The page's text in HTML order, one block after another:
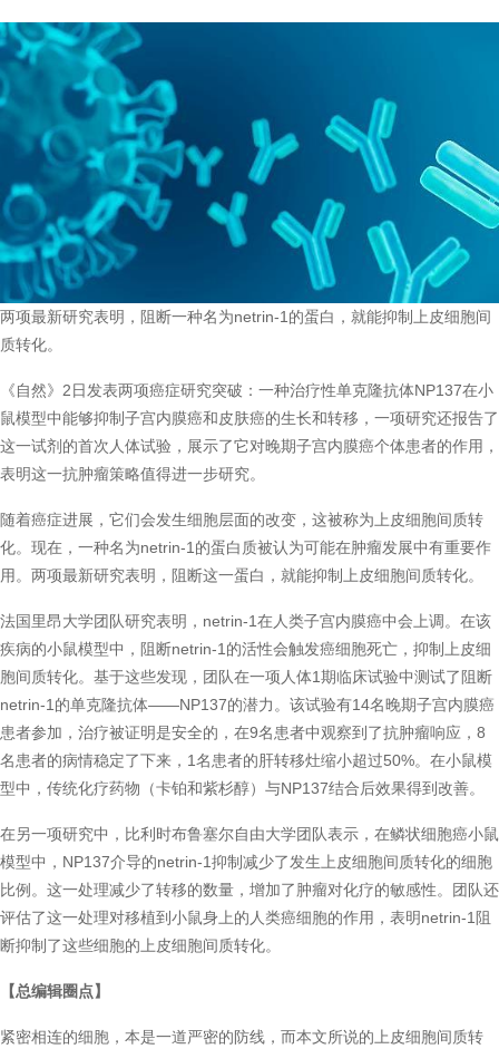
两项最新研究表明，阻断一种名为netrin-1的蛋白，就能抑制上皮细胞间
质转化。
《自然》2日发表两项癌症研究突破：一种治疗性单克隆抗体NP137在小
鼠模型中能够抑制子宫内膜癌和皮肤癌的生长和转移，一项研究还报告了
这一试剂的首次人体试验，展示了它对晚期子宫内膜癌个体患者的作用，
表明这一抗肿瘤策略值得进一步研究。
随着癌症进展，它们会发生细胞层面的改变，这被称为上皮细胞间质转
化。现在，一种名为netrin-1的蛋白质被认为可能在肿瘤发展中有重要作
用。两项最新研究表明，阻断这一蛋白，就能抑制上皮细胞间质转化。
法国里昂大学团队研究表明，netrin-1在人类子宫内膜癌中会上调。在该
疾病的小鼠模型中，阻断netrin-1的活性会触发癌细胞死亡，抑制上皮细
胞间质转化。基于这些发现，团队在一项人体1期临床试验中测试了阻断
netrin-1的单克隆抗体——NP137的潜力。该试验有14名晚期子宫内膜癌
患者参加，治疗被证明是安全的，在9名患者中观察到了抗肿瘤响应，8
名患者的病情稳定了下来，1名患者的肝转移灶缩小超过50%。在小鼠模
型中，传统化疗药物（卡铂和紫杉醇）与NP137结合后效果得到改善。
在另一项研究中，比利时布鲁塞尔自由大学团队表示，在鳞状细胞癌小鼠
模型中，NP137介导的netrin-1抑制减少了发生上皮细胞间质转化的细胞
比例。这一处理减少了转移的数量，增加了肿瘤对化疗的敏感性。团队还
评估了这一处理对移植到小鼠身上的人类癌细胞的作用，表明netrin-1阻
断抑制了这些细胞的上皮细胞间质转化。
【总编辑圈点】
紧密相连的细胞，本是一道严密的防线，而本文所说的上皮细胞间质转